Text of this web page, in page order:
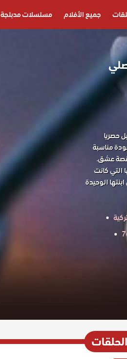
جميع الأفلام مسلسلات مدبلجة
حصريا
باكثر من جودة مناسبة
التي كانت
الوحيدة